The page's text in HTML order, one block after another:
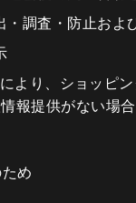
・調査・防止およ
より、ショッピ
報提供がない場
め